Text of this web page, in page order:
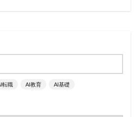
転職 AI教育 AI基礎